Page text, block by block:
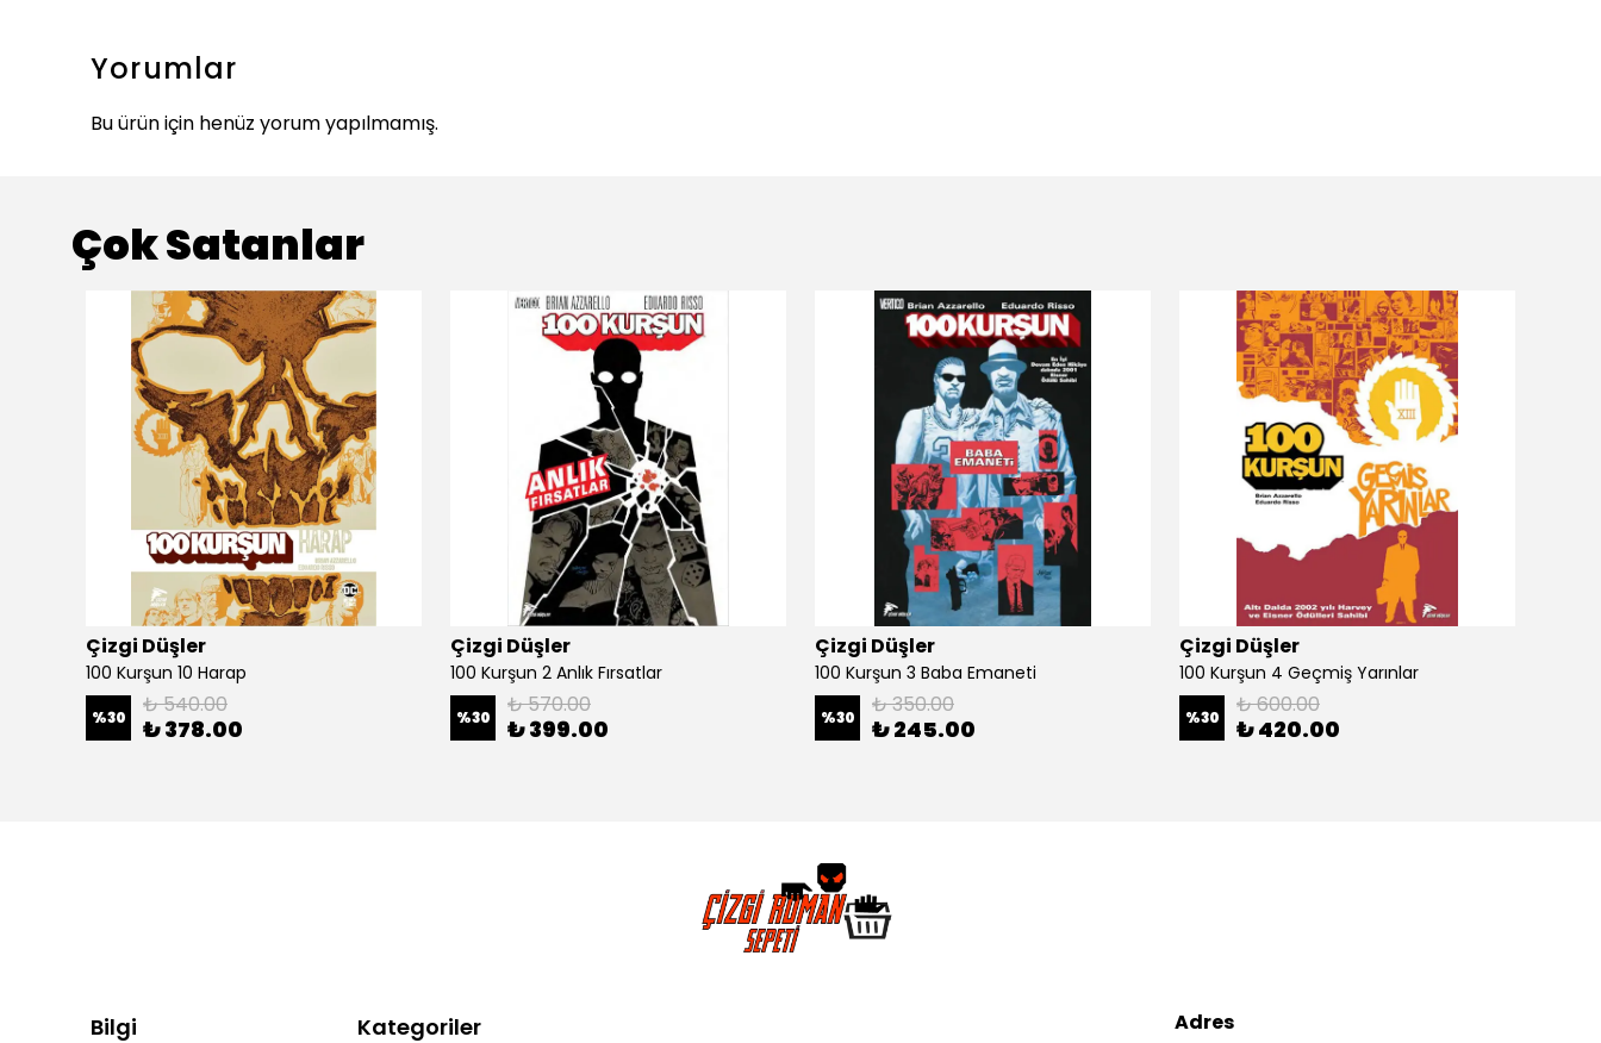
Yorumlar
Bu ürün için henüz yorum yapılmamış.
Çok Satanlar
Çizgi Düşler
100 Kurşun 10 Harap
%30 ₺ 540.00
₺ 378.00
Çizgi Düşler
100 Kurşun 2 Anlık Fırsatlar
%30 ₺ 570.00
₺ 399.00
Çizgi Düşler
100 Kurşun 3 Baba Emaneti
%30 ₺ 350.00
₺ 245.00
Çizgi Düşler
100 Kurşun 4 Geçmiş Yarınlar
%30 ₺ 600.00
₺ 420.00
Bilgi Kategoriler Adres